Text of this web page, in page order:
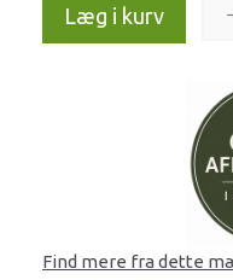
Læg i kurv
Find mere fra dette